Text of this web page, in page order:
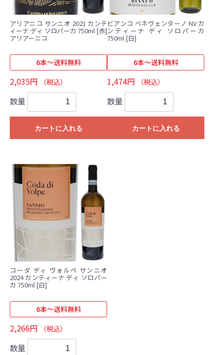
アリアニコ サンニオ 2021 カンテ
ィーナ ディ ソロパーカ 750ml [赤]
アリアーニコ
6本～送料無料
2,035円 （税込）
数量
カートに入れる
ビアンコ ベネヴェンターノ NV カ
ンティーナ ディ ソロパーカ
750ml [白]
6本～送料無料
1,474円 （税込）
数量
カートに入れる
コーダ ディ ヴォルペ サンニオ
2024 カンティーナ ディ ソロパー
カ 750ml [白]
6本～送料無料
2,266円 （税込）
数量